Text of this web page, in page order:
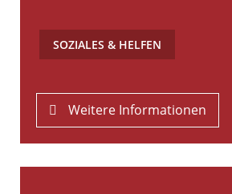
SOZIALES & HELFEN
Weitere Informationen